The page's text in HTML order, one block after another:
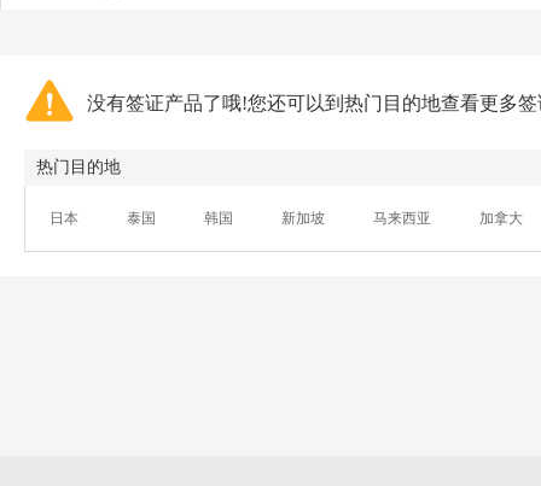
没有签证产品了哦!您还可以到热门目的地查看更多
热门目的地
日本 泰国 韩国 新加坡 马来西亚 加拿大